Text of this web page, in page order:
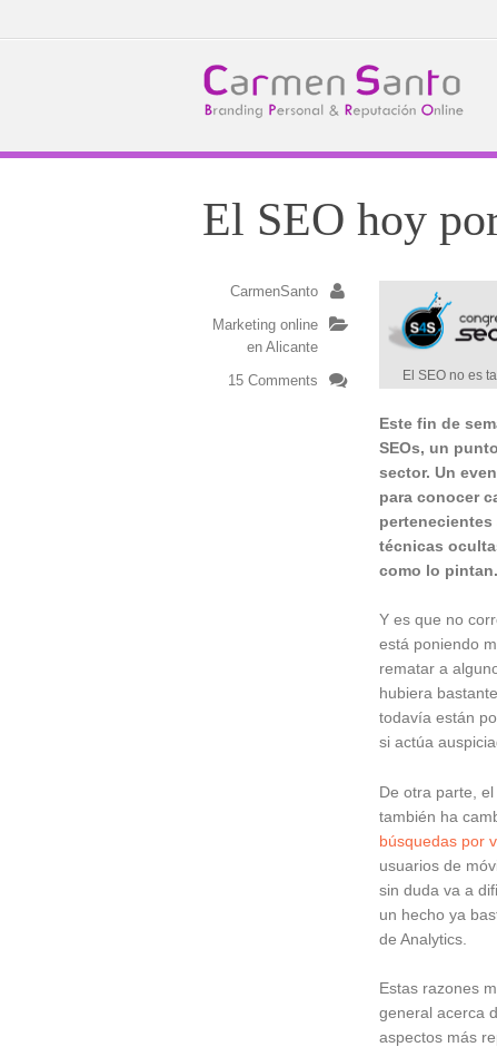
El SEO hoy
CarmenSanto
Marketing online
en Alicante
15 Comments El SEO no es
Este fin de
SEOs, un
sector. Un
para conocer
técnicas
como lo pintan.
Y es que no
está poniendo
rematar a
hubiera
todavía están
si actúa
De otra parte,
también ha
búsquedas por
usuarios de
sin duda va a
un hecho ya
de Analytics.
Estas razones
general acerca
aspectos más